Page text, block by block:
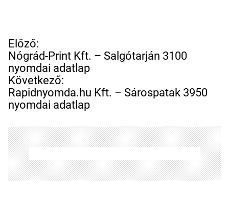
B
e
j
e
g
y
z
é
s
n
a
v
Előző:
Nógrád-Print Kft. – Salgótarján 3100
nyomdai adatlap
Következő:
Rapidnyomda.hu Kft. – Sárospatak 3950
nyomdai adatlap